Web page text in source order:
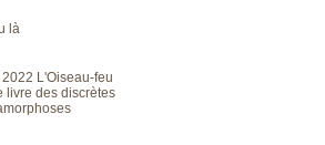
là
L'Oiseau-feu
livre des discrètes